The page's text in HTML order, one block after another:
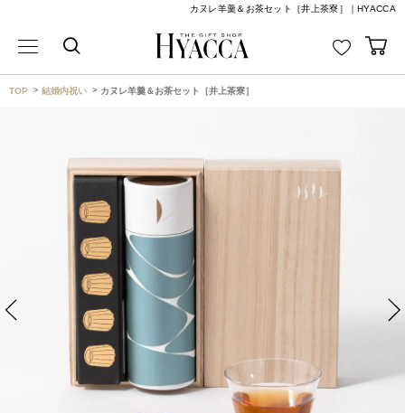
カヌレ羊羹＆お茶セット［井上茶寮］｜HYACCA
TOP 結婚内祝い カヌレ羊羹＆お茶セット［井上茶寮］